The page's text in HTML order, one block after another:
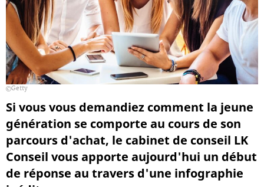
Getty
Si vous vous demandiez comment la jeune
génération se comporte au cours de son
parcours d'achat, le cabinet de conseil LK
Conseil vous apporte aujourd'hui un début
de réponse au travers d'une infographie